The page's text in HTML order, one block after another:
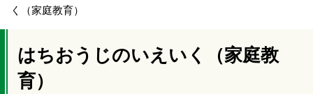
く（家庭教育）
はちおうじのいえいく（家庭教
育）